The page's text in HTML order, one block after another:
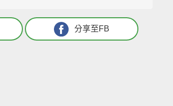
分享至FB